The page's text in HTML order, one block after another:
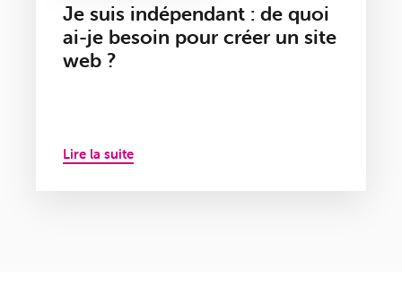
Je suis indépendant : de quoi
ai-je besoin pour créer un site
web ?
Lire la suite